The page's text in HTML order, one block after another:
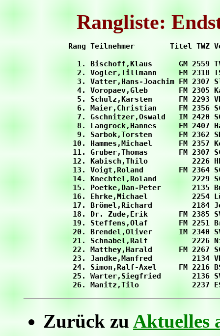
Rangliste:
Rang Teilnehmer        Titel TWZ
1. Bischoff,Klaus      GM 2559
2. Vogler,Tillmann     FM 2318
3. Vatter,Hans-Joachim FM 2307
4. Voropaev,Gleb       FM 2305
5. Schulz,Karsten      FM 2293
6. Maier,Christian     FM 2356
7. Gschnitzer,Oswald   IM 2420
8. Langrock,Hannes     FM 2407
9. Sarbok,Torsten      FM 2362
10. Hammes,Michael      FM
11. Gruber,Thomas       FM 2307
12. Kabisch,Thilo          2226
13. Voigt,Roland        FM 2364
14. Knechtel,Roland        2229
15. Poetke,Dan-Peter       2135
16. Ehrke,Michael          2254
17. Brömel,Richard         2184
18. Dr. Zude,Erik       FM 2385
19. Steffens,Olaf       FM 2251
20. Brendel,Oliver      IM 2340
21. Schnabel,Ralf          2226
22. Matthey,Harald      FM 2267
23. Jandke,Manfred         2134
24. Simon,Ralf-Axel     FM 2216
25. Warter,Siegfried       2136
Zurück zuAktuelles